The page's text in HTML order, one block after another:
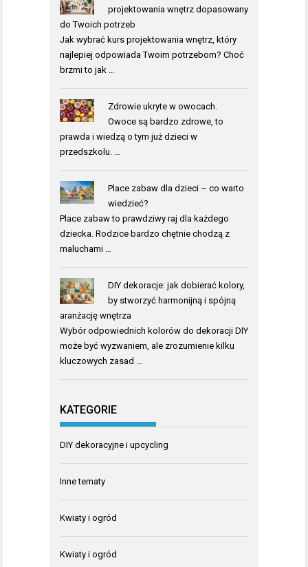
projektowania wnętrz dopasowany
do Twoich potrzeb
Jak wybrać kurs projektowania wnętrz, który
najlepiej odpowiada Twoim potrzebom? Choć
brzmi to jak …
Zdrowie ukryte w owocach.
Owoce są bardzo zdrowe, to
prawda i wiedzą o tym już dzieci w
przedszkolu. …
Place zabaw dla dzieci – co warto
wiedzieć?
Place zabaw to prawdziwy raj dla każdego
dziecka. Rodzice bardzo chętnie chodzą z
maluchami …
DIY dekoracje: jak dobierać kolory,
by stworzyć harmonijną i spójną
aranżację wnętrza
Wybór odpowiednich kolorów do dekoracji DIY
może być wyzwaniem, ale zrozumienie kilku
kluczowych zasad …
KATEGORIE
DIY dekoracyjne i upcycling
Inne tematy
Kwiaty i ogród
Kwiaty i ogród